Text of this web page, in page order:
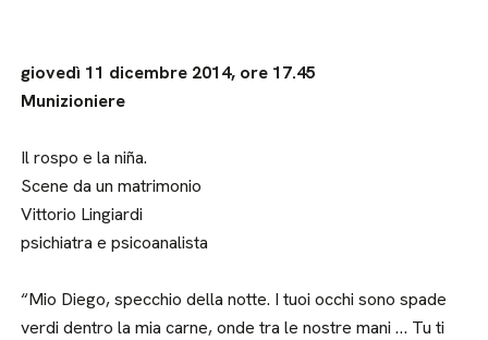
giovedì 11 dicembre 2014, ore 17.45
Munizioniere
Il rospo e la niña.
Scene da un matrimonio
Vittorio Lingiardi
psichiatra e psicoanalista
“Mio Diego, specchio della notte. I tuoi occhi sono spade
verdi dentro la mia carne, onde tra le nostre mani … Tu ti